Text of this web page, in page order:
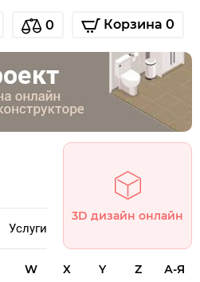
0 Корзина 0
Услуги
3D дизайн онлайн
W X Y Z А-Я